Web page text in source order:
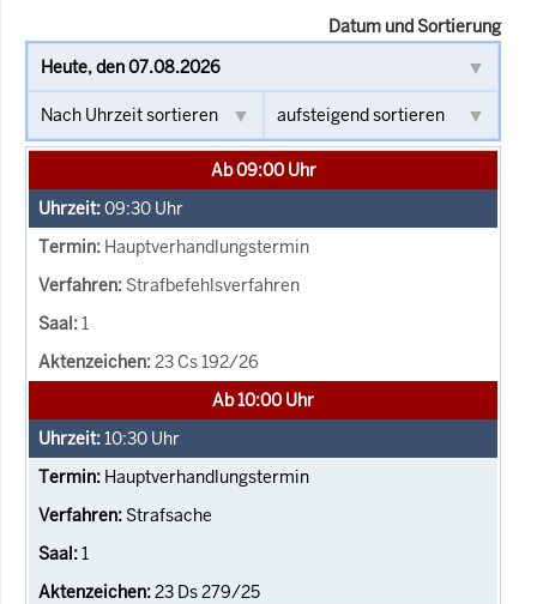
Datum und Sortierung
Ab 09:00 Uhr
09:30 Uhr
Hauptverhandlungstermin
Strafbefehlsverfahren
1
23 Cs 192/26
Ab 10:00 Uhr
10:30 Uhr
Hauptverhandlungstermin
Strafsache
1
23 Ds 279/25